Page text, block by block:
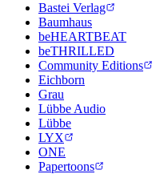
Bastei Verlag
Baumhaus
beHEARTBEAT
beTHRILLED
Community Editions
Eichborn
Grau
Lübbe Audio
Lübbe
LYX
ONE
Papertoons